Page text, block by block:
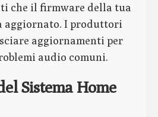
che il firmware della tua
aggiornato. I produttori
aggiornamenti per
audio comuni.
Sistema Home